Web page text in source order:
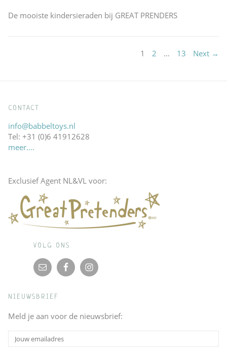
De mooiste kindersieraden bij GREAT PRENDERS
PAGE
1 PAGE
2 … PAGE
13 Next →
CONTACT
info@babbeltoys.nl
Tel: +31 (0)6 41912628
meer….
Exclusief Agent NL&VL voor:
VOLG ONS
NIEUWSBRIEF
Meld je aan voor de nieuwsbrief: